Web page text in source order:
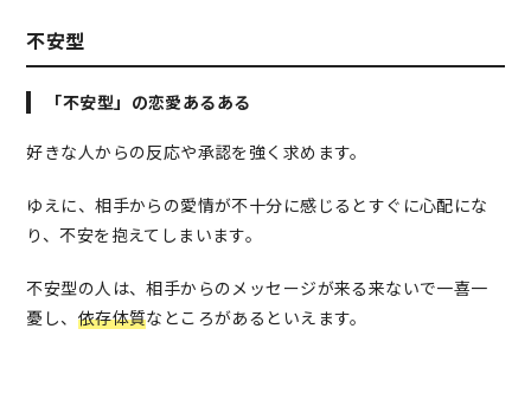
不安型
「不安型」の恋愛あるある
好きな人からの反応や承認を強く求めます。
ゆえに、相手からの愛情が不十分に感じるとすぐに心配にな
り、不安を抱えてしまいます。
不安型の人は、相手からのメッセージが来る来ないで一喜一
憂し、 依存体質なところがあるといえます。